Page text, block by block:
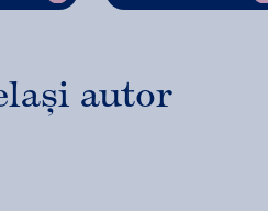
autor